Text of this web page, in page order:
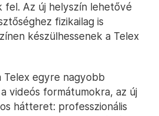
fel. Az új helyszín lehetővé
fizikailag is
készülhessenek a Telex
egyre nagyobb
videós formátumokra, az új
hátteret: professzionális